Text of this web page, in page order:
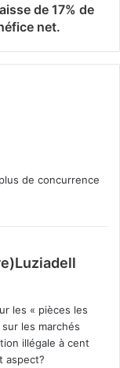
de 17% de
net.
de concurrence
:
les « pièces les
les marchés
illégale à cent
aspect?